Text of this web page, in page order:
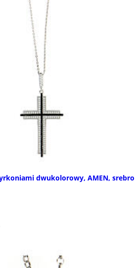
dwukolorowy, AMEN,